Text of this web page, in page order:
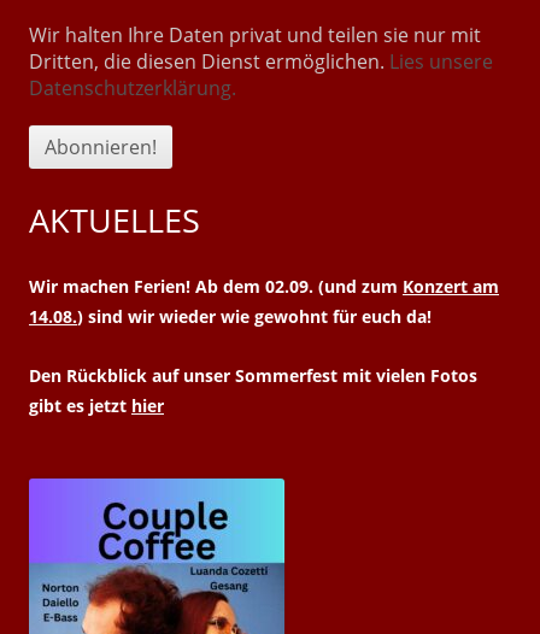
Wir halten Ihre Daten privat und teilen sie nur mit
Dritten, die diesen Dienst ermöglichen. Lies unsere
Datenschutzerklärung.
AKTUELLES
Wir machen Ferien! Ab dem 02.09. (und zum Konzert am
14.08.) sind wir wieder wie gewohnt für euch da!
Den Rückblick auf unser Sommerfest mit vielen Fotos
gibt es jetzt hier